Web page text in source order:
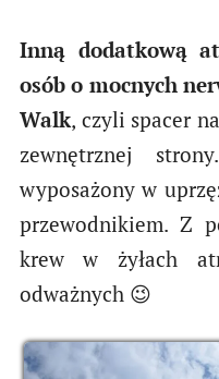
Inną dodatkową
osób o mocnych
Walk, czyli spacer
zewnętrznej
wyposażony w
przewodnikiem. Z
krew w żyłach
odważnych 😉